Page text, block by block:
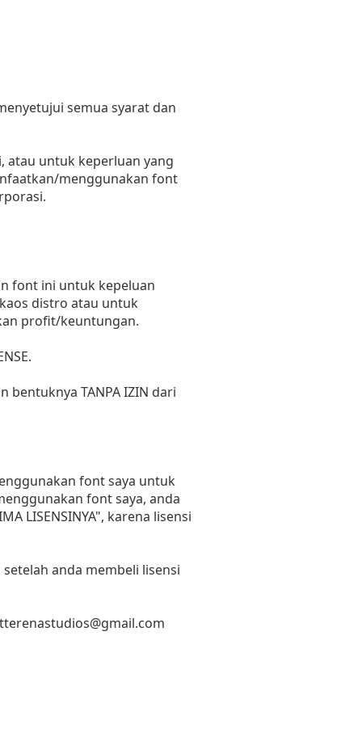
semua syarat dan
atau untuk keperluan yang
menggunakan font
font ini untuk kepeluan
distro atau untuk
profit/keuntungan.
TANPA IZIN dari
font saya untuk
font saya, anda
LISENSINYA", karena lisensi
anda membeli lisensi